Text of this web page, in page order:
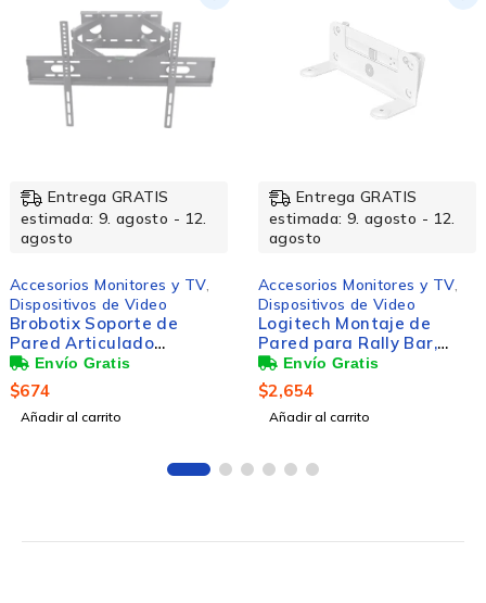
Entrega GRATIS
estimada: 9. agosto - 12.
agosto
Accesorios Monitores y TV
Dispositivos de Video
Brobotix Soporte de
Pared Articulado
6006245 para Pantalla
30" - 85", hasta 64kg,
Negro
$674
Añadir al carrito
Entrega GRATIS
estimada: 9. agosto - 12.
agosto
Accesorios Monitores y TV
Dispositivos de Video
Logitech Montaje de
Pared para Rally Bar,
Blanco
$2,654
Añadir al carrito